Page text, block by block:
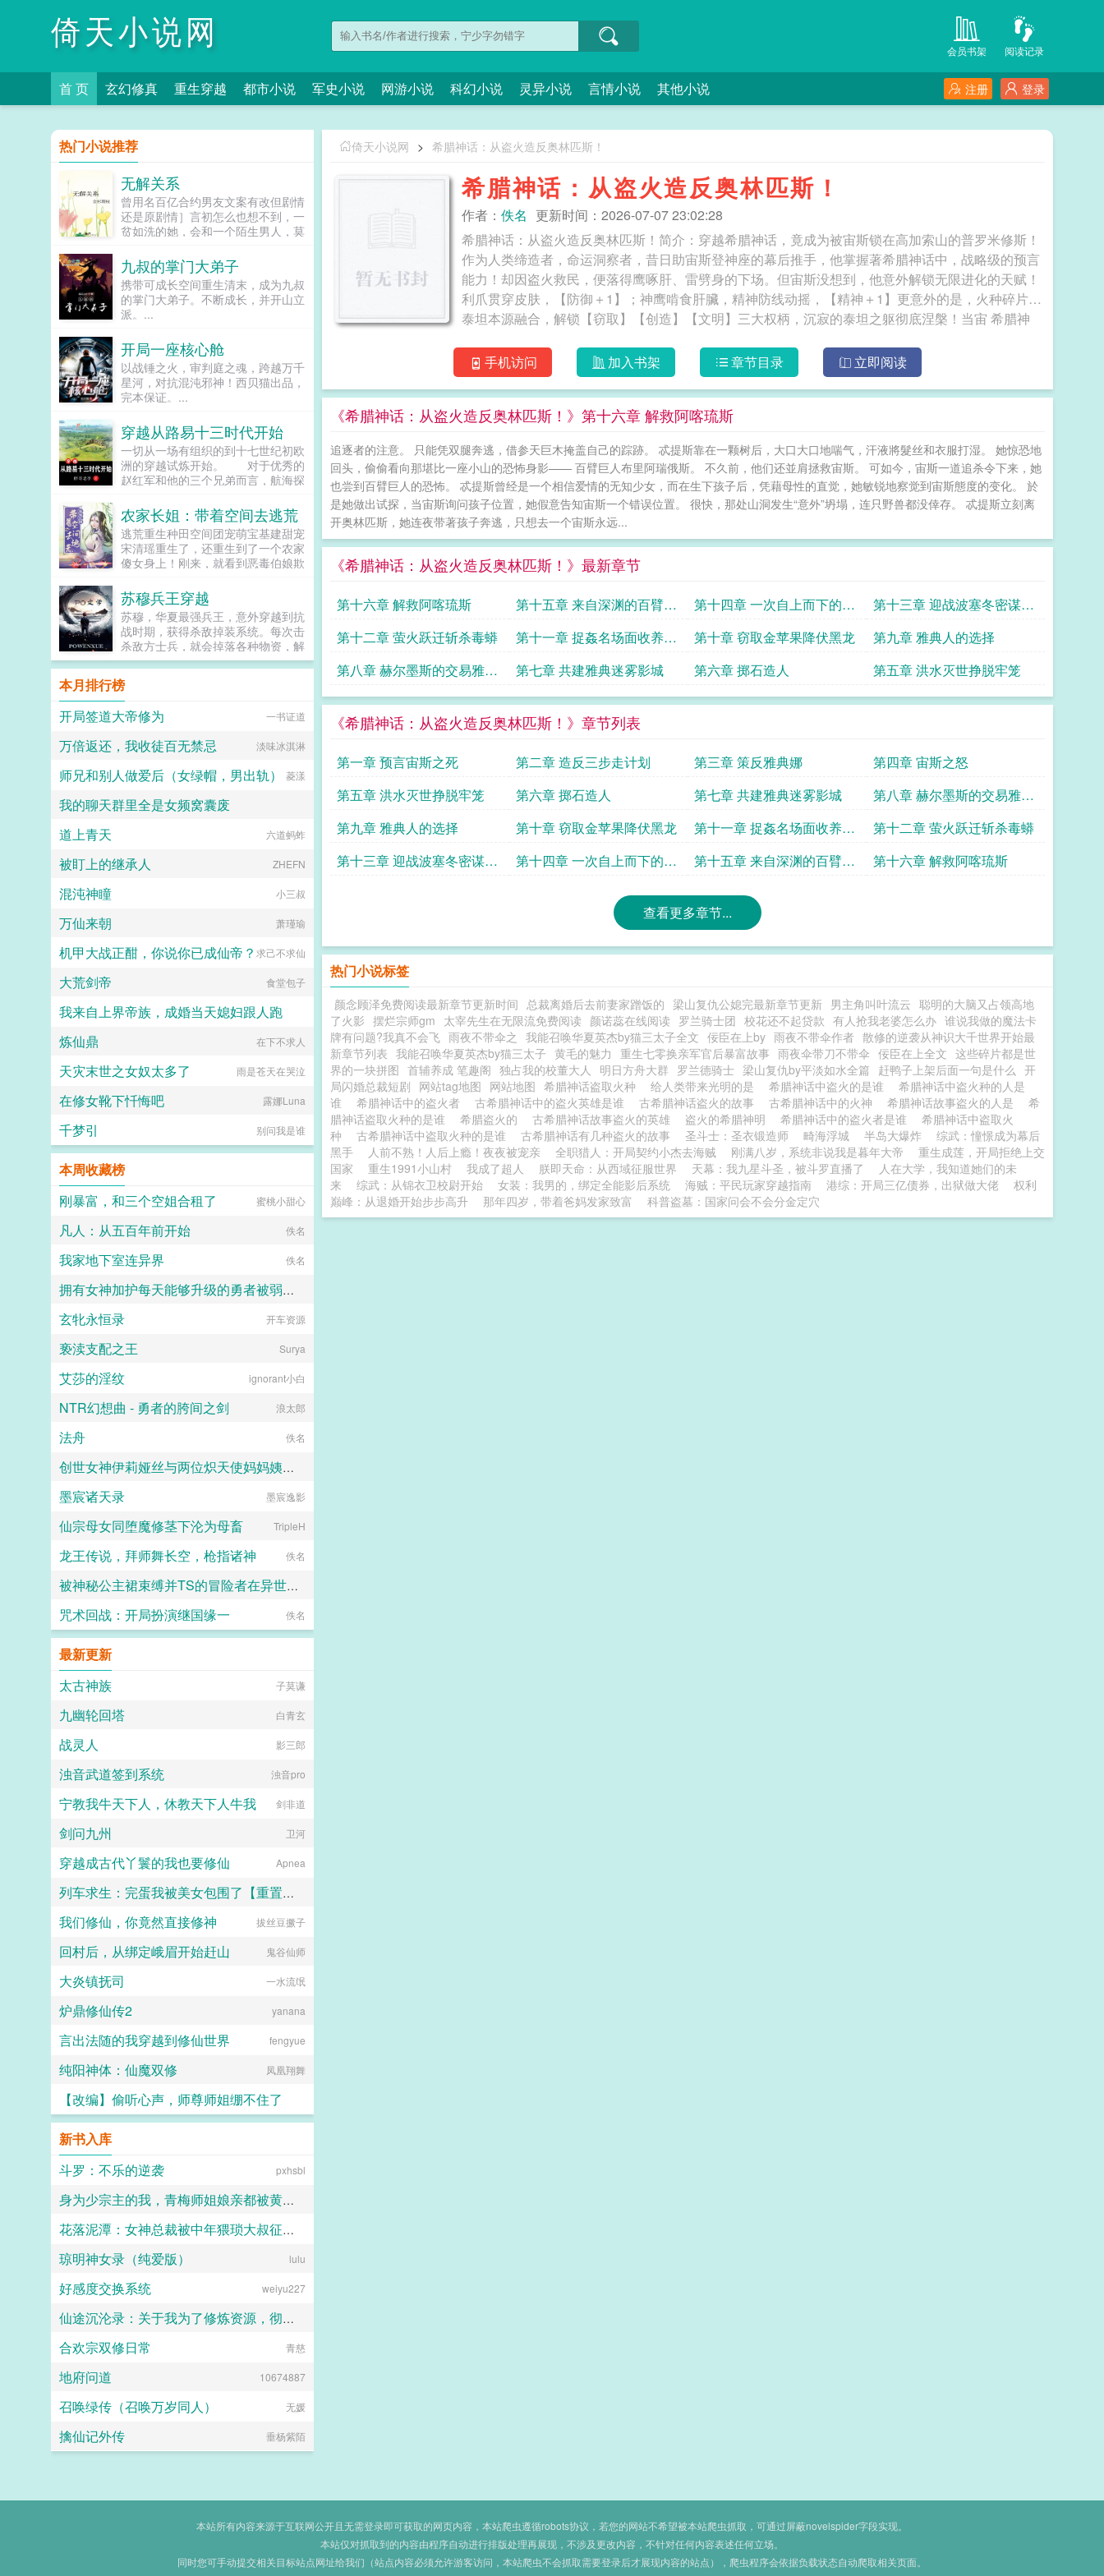
倚天小说网 阅读记录
会员书架
首 页 玄幻修真 重生穿越 都市小说 军史小说 网游小说 科幻小说 灵异小说 言情小说 其他小说 登录
注册
倚天小说网 > 希腊神话：从盗火造反奥林匹斯！
希腊神话：从盗火造反奥林匹斯！
作者： 佚名 更新时间：2026-07-07 23:02:28
希腊神话：从盗火造反奥林匹斯！简介：穿越希腊神话，竟成为被宙斯锁在高加索山的普罗米修斯！
作为人类缔造者，命运洞察者，昔日助宙斯登神座的幕后推手，他掌握著希腊神话中，战略级的预言
能力！却因盗火救民，便落得鹰啄肝、雷劈身的下场。但宙斯没想到，他意外解锁无限进化的天赋！
利爪贯穿皮肤，【防御＋1】；神鹰啃食肝臟，精神防线动摇，【精神＋1】更意外的是，火种碎片与
泰坦本源融合，解锁【窃取】【创造】【文明】三大权柄，沉寂的泰坦之躯彻底涅槃！当宙 希腊神
手机访问
加入书架 章节目录 立即阅读
《希腊神话：从盗火造反奥林匹斯！》第十六章 解救阿喀琉斯
追逐者的注意。 只能凭双腿奔逃，借参天巨木掩盖自己的踪跡。 忒提斯靠在一颗树后，大口大口地喘气，汗液將髮丝和衣服打湿。 她惊恐地
回头，偷偷看向那堪比一座小山的恐怖身影—— 百臂巨人布里阿瑞俄斯。 不久前，他们还並肩拯救宙斯。 可如今，宙斯一道追杀令下来，她
也尝到百臂巨人的恐怖。 忒提斯曾经是一个相信爱情的无知少女，而在生下孩子后，凭藉母性的直觉，她敏锐地察觉到宙斯態度的变化。 於
是她做出试探，当宙斯询问孩子位置，她假意告知宙斯一个错误位置。 很快，那处山洞发生“意外”坍塌，连只野兽都没倖存。 忒提斯立刻离
开奥林匹斯，她连夜带著孩子奔逃，只想去一个宙斯永远...
《希腊神话：从盗火造反奥林匹斯！》最新章节
第十六章 解救阿喀琉斯
第十五章 来自深渊的百臂巨
人
第十四章 一次自上而下的变
革
第十三章 迎战波塞冬密谋造
反
第十二章 萤火跃迁斩杀毒蟒
第十一章 捉姦名场面收养珀
尔修斯
第十章 窃取金苹果降伏黑龙
第九章 雅典人的选择
第八章 赫尔墨斯的交易雅典
归属
第七章 共建雅典迷雾影城 第六章 掷石造人 第五章 洪水灭世挣脱牢笼
《希腊神话：从盗火造反奥林匹斯！》章节列表
第一章 预言宙斯之死 第二章 造反三步走计划 第三章 策反雅典娜
第四章 宙斯之怒
第五章 洪水灭世挣脱牢笼
第六章 掷石造人 第七章 共建雅典迷雾影城
第八章 赫尔墨斯的交易雅典
归属
第九章 雅典人的选择 第十章 窃取金苹果降伏黑龙
第十一章 捉姦名场面收养珀
尔修斯
第十二章 萤火跃迁斩杀毒蟒
第十三章 迎战波塞冬密谋造
第十四章 一次自上而下的变
第十五章 来自深渊的百臂巨
第十六章 解救阿喀琉斯
查看更多章节...
热门小说标签
颜念顾泽免费阅读最新章节更新时间 总裁离婚后去前妻家蹭饭的 梁山复仇公媳完最新章节更新 男主角叫叶流云 聪明的大脑又占领高地
了火影 摆烂宗师gm 太宰先生在无限流免费阅读 颜诺蕊在线阅读 罗兰骑士团 校花还不起贷款 有人抢我老婆怎么办 谁说我做的魔法卡
牌有问题?我真不会飞 雨夜不带伞之 我能召唤华夏英杰by猫三太子全文 佞臣在上by 雨夜不带伞作者 散修的逆袭从神识大千世界开始最
新章节列表 我能召唤华夏英杰by猫三太子 黄毛的魅力 重生七零换亲军官后暴富故事 雨夜伞带刀不带伞 佞臣在上全文 这些碎片都是世
界的一块拼图 首辅养成 笔趣阁 独占我的校董大人 明日方舟大群 罗兰德骑士 梁山复仇by平淡如水全篇 赶鸭子上架后面一句是什么 开
局闪婚总裁短剧 网站tag地图 网站地图 希腊神话盗取火种 给人类带来光明的是 希腊神话中盗火的是谁
希腊神话中盗火种的人是
谁
希腊神话中的盗火者 古希腊神话中的盗火英雄是谁 古希腊神话盗火的故事 古希腊神话中的火神 希腊神话故事盗火的人是
希
腊神话盗取火种的是谁
希腊盗火的 古希腊神话故事盗火的英雄 盗火的希腊神明 希腊神话中的盗火者是谁
希腊神话中盗取火
种
古希腊神话中盗取火种的是谁 古希腊神话有几种盗火的故事 圣斗士：圣衣锻造师 畸海浮城 半岛大爆炸
综武：憧憬成为幕后
黑手
人前不熟！人后上瘾！夜夜被宠亲 全职猎人：开局契约小杰去海贼 刚满八岁，系统非说我是暮年大帝
重生成莲，开局拒绝上交
国家
重生1991小山村 我成了超人 朕即天命：从西域征服世界 天幕：我九星斗圣，被斗罗直播了
人在大学，我知道她们的未
来
综武：从锦衣卫校尉开始 女装：我男的，绑定全能影后系统 海贼：平民玩家穿越指南 港综：开局三亿债券，出狱做大佬
权利
巅峰：从退婚开始步步高升
那年四岁，带着爸妈发家致富 科普盗墓：国家问会不会分金定穴
热门小说推荐
无解关系
曾用名百亿合约男友文案有改但剧情
还是原剧情］言初怎么也想不到，一
贫如洗的她，会和一个陌生男人，莫
富交换。说白了就是他的钱进了她账
户，她的钱进了他账户还转！不！
回！去！好消息对方是陆洺执，陆氏
集团太子爷，多金，年轻，人还帅。
坏消息这人脾气差，控制欲强，还打
九叔的掌门大弟子
携带可成长空间重生清末，成为九叔
的掌门大弟子。不断成长，并开山立
派。...
开局一座核心舱
以战锤之火，审判庭之魂，跨越万千
星河，对抗混沌邪神！西贝猫出品，
完本保证。...
穿越从路易十三时代开始
一切从一场有组织的到十七世纪初欧
洲的穿越试炼开始。 对于优秀的
赵红军和他的三个兄弟而言，航海探
前提是通过五百名额的试炼…...
农家长姐：带着空间去逃荒
逃荒重生种田空间团宠萌宝基建甜宠
宋清瑶重生了，还重生到了一个农家
傻女身上！刚来，就看到恶毒伯娘欺
了。刚解决了，就遇...
苏穆兵王穿越
苏穆，华夏最强兵王，意外穿越到抗
战时期，获得杀敌掉装系统。每次击
杀敌方士兵，就会掉落各种物资，解
锁成就，更能得到系统丰厚的奖励。
系统提示恭喜宿主击杀敌方士...
本月排行榜
开局签道大帝修为
一书证道
万倍返还，我收徒百无禁忌 淡味冰淇淋
师兄和别人做爱后（女绿帽，男出轨） 菱漾
我的聊天群里全是女频窝囊废
前世造孽今生写书
道上青天 六道蚂蚱
被盯上的继承人 ZHEFN
混沌神瞳 小三叔
万仙来朝 萧瑾瑜
机甲大战正酣，你说你已成仙帝？ 求己不求仙
大荒剑帝 食堂包子
我来自上界帝族，成婚当天媳妇跟人跑
社恐啊社恐
炼仙鼎 在下不求人
天灾末世之女奴太多了 雨是苍天在哭泣
在修女靴下忏悔吧 露娜Luna
千梦引 别问我是谁
本周收藏榜
刚暴富，和三个空姐合租了
蜜桃小甜心
凡人：从五百年前开始 佚名
我家地下室连异界 佚名
拥有女神加护每天能够升级的勇者被弱小却点满了吸取能力的魅魔当成自助等级提取机器饲养
TZT
玄牝永恒录 开车资源
亵渎支配之王 Surya
艾莎的淫纹 ignorant小白
NTR幻想曲 - 勇者的胯间之剑 浪太郎
法舟 佚名
创世女神伊莉娅丝与两位炽天使妈妈姨妈一起输给勇者的肉棒，神国沦陷成为新神王的永世肉便器
愛と税のために
墨宸诸天录 墨宸逸影
仙宗母女同堕魔修茎下沦为母畜 TripleH
龙王传说，拜师舞长空，枪指诸神 佚名
被神秘公主裙束缚并TS的冒险者在异世界的色色奇遇故事
代号穿山甲
咒术回战：开局扮演继国缘一 佚名
最新更新
太古神族
子莫谦
九幽轮回塔 白青玄
战灵人 影三郎
浊音武道签到系统 浊音pro
宁教我牛天下人，休教天下人牛我 剑非道
剑问九州 卫河
穿越成古代丫鬟的我也要修仙 Apnea
列车求生：完蛋我被美女包围了【重置版】
月下撸串
我们修仙，你竟然直接修神 拔丝豆撅子
回村后，从绑定峨眉开始赶山 鬼谷仙师
大炎镇抚司 一水流氓
炉鼎修仙传2 yanana
言出法随的我穿越到修仙世界 fengyue
纯阳神体：仙魔双修 凤凰翔舞
【改编】偷听心声，师尊师姐绷不住了
新书入库
斗罗：不乐的逆袭
pxhsbl
身为少宗主的我，青梅师姐娘亲都被黄毛牛走了
江南大刀2012
花落泥潭：女神总裁被中年猥琐大叔征服沦为母狗孕妻
暖海
琼明神女录（纯爱版） lulu
好感度交换系统 weiyu227
仙途沉沦录：关于我为了修炼资源，彻底恶堕成仙门母畜这件事
画眉桃
合欢宗双修日常 青慈
地府问道 10674887
召唤绿传（召唤万岁同人） 无媛
擒仙记外传 垂杨紫陌
本站所有内容来源于互联网公开且无需登录即可获取的网页内容，本站爬虫遵循robots协议，若您的网站不希望被本站爬虫抓取，可通过屏蔽novelspider字段实现。
本站仅对抓取到的内容由程序自动进行排版处理再展现，不涉及更改内容，不针对任何内容表述任何立场。
同时您可手动提交相关目标站点网址给我们（站点内容必须允许游客访问，本站爬虫不会抓取需要登录后才展现内容的站点），爬虫程序会依据负载状态自动爬取相关页面。